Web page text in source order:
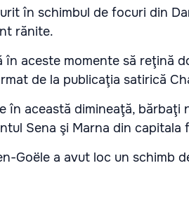
în schimbul de focuri din
rănite.
în aceste momente să reţină
de la publicaţia satirică
în această dimineaţă, bărbaţi
Sena şi Marna din capitala
Goële a avut loc un schimb